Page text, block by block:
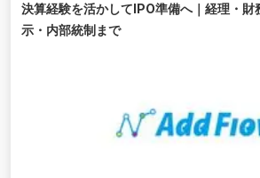
決算経験を活かしてIPO準備へ｜経理・財
示・内部統制まで